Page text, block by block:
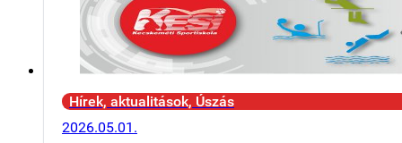
Hírek, aktualitások, Úszás
2026.05.01.